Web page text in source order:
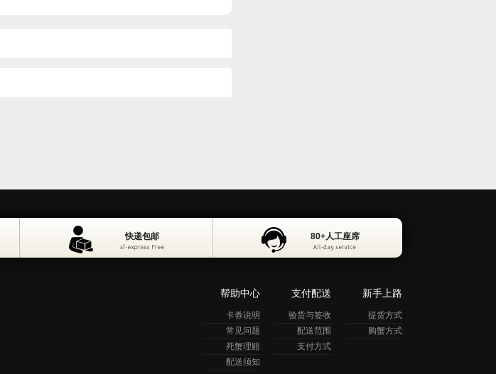
快递包邮 80+人工座席
帮助中心
卡券说明
常见问题
死蟹理赔
配送须知
支付配送
验货与签收
配送范围
支付方式
新手上路
提货方式
购蟹方式